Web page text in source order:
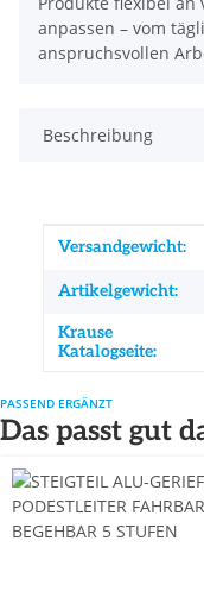
anpassen – vom
anspruchsvollen
Beschreibung
Wert
Versandgewicht:
Artikelgewicht:
Krause
Katalogseite:
PASSEND ERGÄNZT
Das passt gut